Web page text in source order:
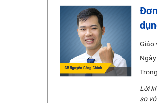
Học online lớp 2 với thầy cô
2K6! Lộ Trình Sun 2024 - Ba
Hot! Lễ hội đồng giá 449K -
Khuyến Mãi Khoá Học 1K Chỉ
Đồng giá khóa học 499K - 399K
Khai giảng khóa Ngữ văn 7 -
Giáo
Lời
so